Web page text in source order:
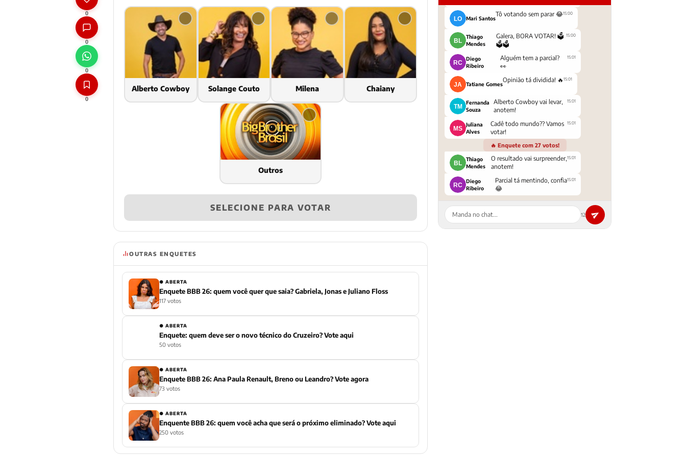
0
0
0
0
Alberto Cowboy Solange Couto Milena Chaiany
Outros
SELECIONE PARA VOTAR
OUTRAS ENQUETES
● ABERTA
Enquete BBB 26: quem você quer que saia? Gabriela, Jonas e Juliano Floss
117 votos
● ABERTA
Enquete: quem deve ser o novo técnico do Cruzeiro? Vote aqui
50 votos
● ABERTA
Enquete BBB 26: Ana Paula Renault, Breno ou Leandro? Vote agora
73 votos
● ABERTA
Enquente BBB 26: quem você acha que será o próximo eliminado? Vote aqui
250 votos
Mari Santos
Tô votando sem parar 😂15:00
Thiago
Mendes
Galera, BORA VOTAR! 🗳️
🗳️🗳️
15:00
Diego
Ribeiro
Alguém tem a parcial?
👀
15:01
Tatiane Gomes
Opinião tá dividida! 🔥 15:01
Fernanda
Souza
Alberto Cowboy vai levar,
anotem!
15:01
Juliana
Alves
Cadê todo mundo?? Vamos
votar!
15:01
🔥 Enquete com 27 votos!
Thiago
Mendes
O resultado vai surpreender,
anotem!
15:01
Diego
Ribeiro
Parcial tá mentindo, confia
😂
15:01
12